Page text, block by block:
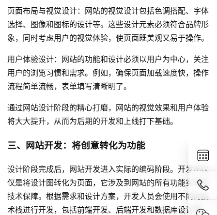
页面布局与视觉设计：网站的视觉设计包括色调搭配、字体
选择、图像和图标的设计等。这些设计元素必须符合品牌形
象，同时考虑用户的视觉体验，使页面既美观又易于操作。
用户体验设计：网站的功能和设计必须以用户为中心，关注
用户的浏览习惯和需求。例如，确保页面加载速度快，操作
流程简单流畅，表单填写清晰明了。
通过网站设计阶段的精心打磨，网站的视觉效果和用户体验
将大大提升，从而为后期的开发和上线打下基础。
三、 网站开发：将创意转化为功能
设计阶段完成后， 网站开发进入实际的编码阶段。开发不仅
仅是将设计图转化为页面，它涉及到网站的所有功能实现和
技术保障。根据需求和设计方案，开发人员会使用不同的技
术栈进行开发，包括前端开发、后端开发和数据库设计等。